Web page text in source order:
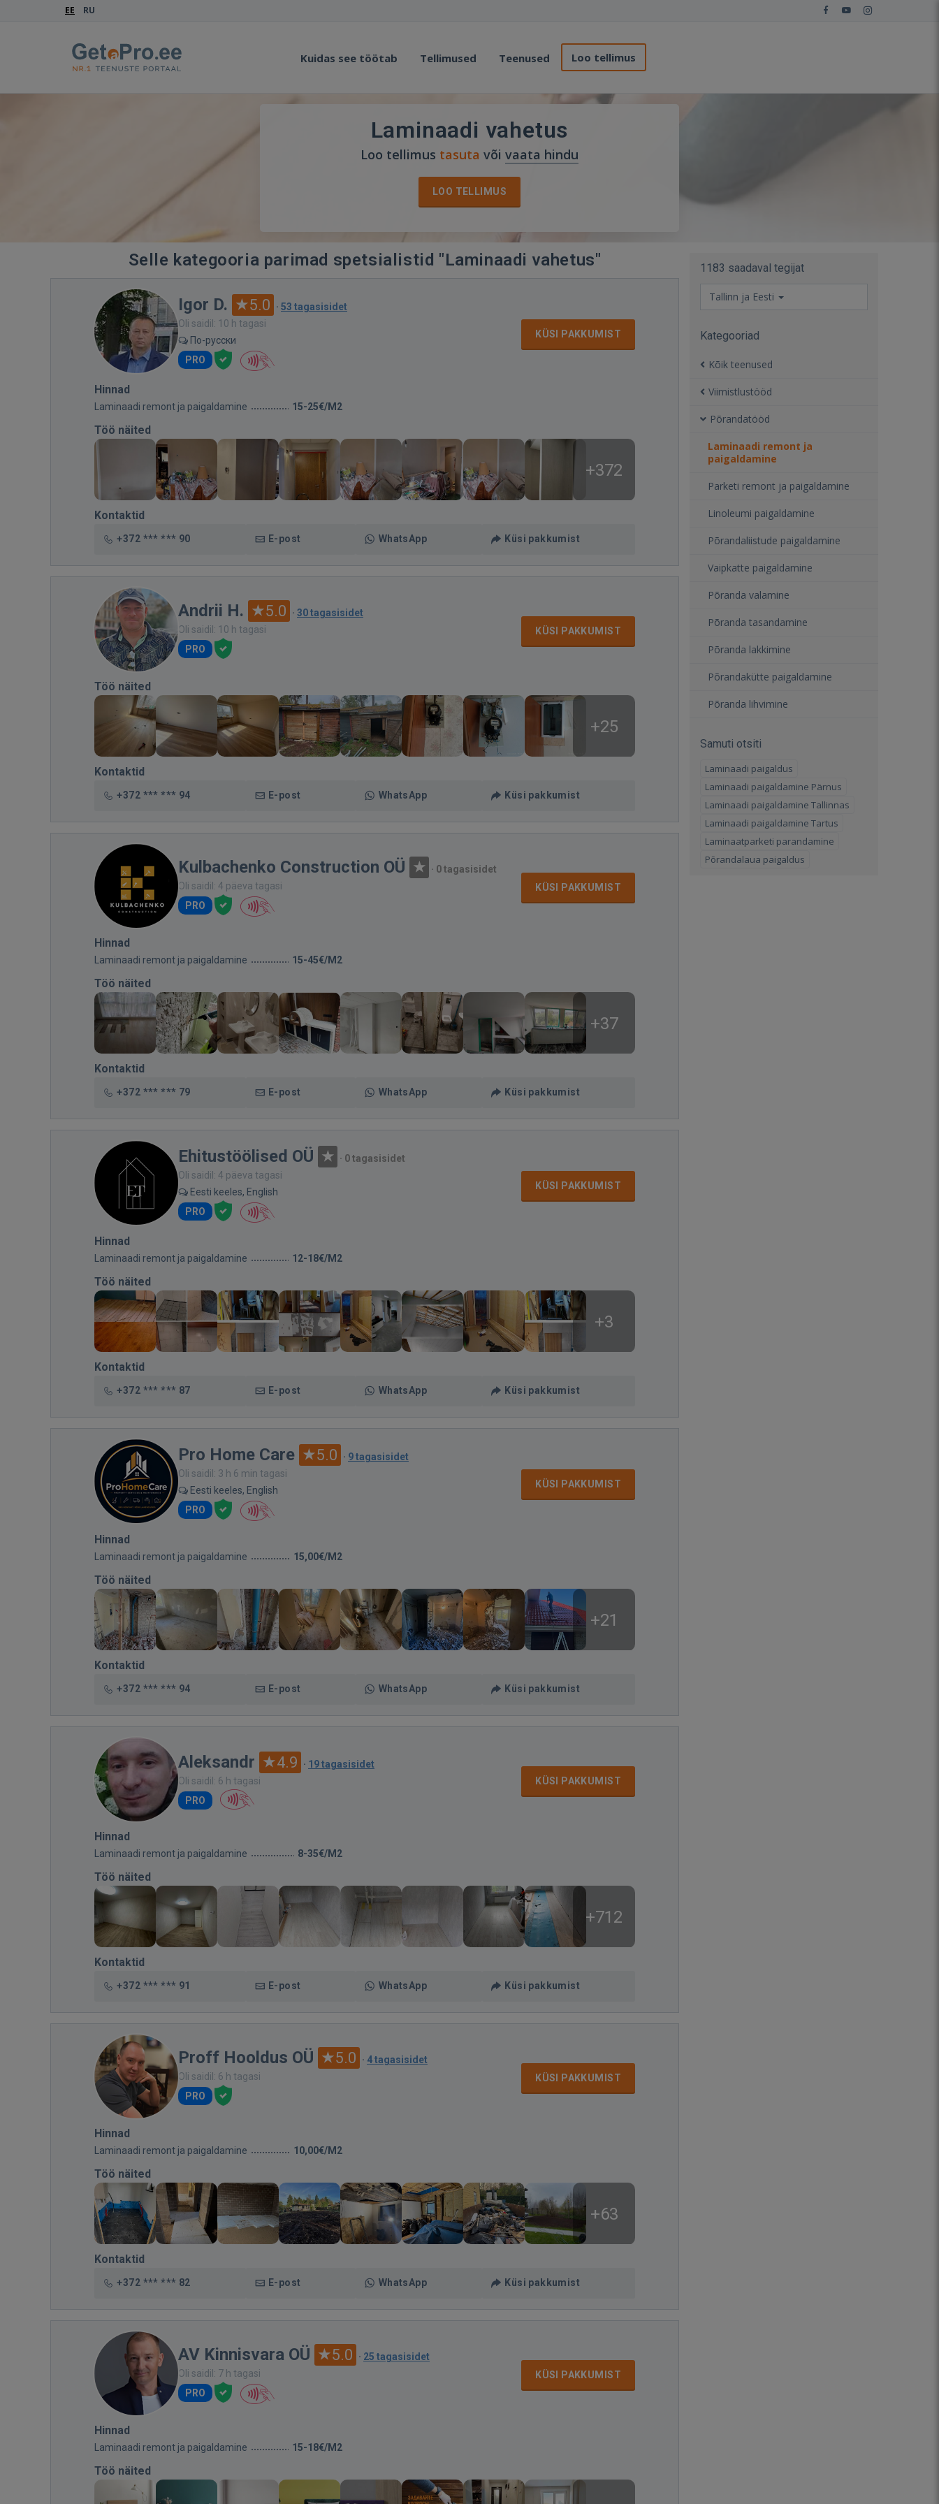
EE RU
Kuidas see töötab Tellimused Teenused Loo tellimus
Laminaadi vahetus
Loo tellimus tasuta või vaata hindu
LOO TELLIMUS
Selle kategooria parimad spetsialistid "Laminaadi vahetus"
Igor D. 5.0 · 53 tagasisidet
Oli saidil: 10 h tagasi
По-русски
PRO
KÜSI PAKKUMIST
Hinnad
Laminaadi remont ja paigaldamine 15-25€/M2
Töö näited
+372
Kontaktid
+372 *** *** 90 E-post WhatsApp Küsi pakkumist
Andrii H. 5.0 · 30 tagasisidet
Oli saidil: 10 h tagasi
PRO
KÜSI PAKKUMIST
Töö näited
+25
Kontaktid
+372 *** *** 94 E-post WhatsApp Küsi pakkumist
Kulbachenko Construction OÜ · 0 tagasisidet
Oli saidil: 4 päeva tagasi
PRO
KÜSI PAKKUMIST
Hinnad
Laminaadi remont ja paigaldamine 15-45€/M2
Töö näited
+37
Kontaktid
+372 *** *** 79 E-post WhatsApp Küsi pakkumist
Ehitustöölised OÜ · 0 tagasisidet
Oli saidil: 4 päeva tagasi
Eesti keeles, English
PRO
KÜSI PAKKUMIST
Hinnad
Laminaadi remont ja paigaldamine 12-18€/M2
Töö näited
+3
Kontaktid
+372 *** *** 87 E-post WhatsApp Küsi pakkumist
Pro Home Care 5.0 · 9 tagasisidet
Oli saidil: 3 h 6 min tagasi
Eesti keeles, English
PRO
KÜSI PAKKUMIST
Hinnad
Laminaadi remont ja paigaldamine 15,00€/M2
Töö näited
+21
Kontaktid
+372 *** *** 94 E-post WhatsApp Küsi pakkumist
Aleksandr 4.9 · 19 tagasisidet
Oli saidil: 6 h tagasi
PRO
KÜSI PAKKUMIST
Hinnad
Laminaadi remont ja paigaldamine 8-35€/M2
Töö näited
+712
Kontaktid
+372 *** *** 91 E-post WhatsApp Küsi pakkumist
Proff Hooldus OÜ 5.0 · 4 tagasisidet
Oli saidil: 6 h tagasi
PRO
KÜSI PAKKUMIST
Hinnad
Laminaadi remont ja paigaldamine 10,00€/M2
Töö näited
+63
Kontaktid
+372 *** *** 82 E-post WhatsApp Küsi pakkumist
AV Kinnisvara OÜ 5.0 · 25 tagasisidet
Oli saidil: 7 h tagasi
PRO
KÜSI PAKKUMIST
Hinnad
Laminaadi remont ja paigaldamine 15-18€/M2
Töö näited
1183 saadaval tegijat
Tallinn ja Eesti
Kategooriad
Kõik teenused
Viimistlustööd
Põrandatööd
Laminaadi remont ja
paigaldamine
Parketi remont ja paigaldamine
Linoleumi paigaldamine
Põrandaliistude paigaldamine
Vaipkatte paigaldamine
Põranda valamine
Põranda tasandamine
Põranda lakkimine
Põrandakütte paigaldamine
Põranda lihvimine
Samuti otsiti
Laminaadi paigaldus
Laminaadi paigaldamine Pärnus
Laminaadi paigaldamine Tallinnas
Laminaadi paigaldamine Tartus
Laminaatparketi parandamine
Põrandalaua paigaldus